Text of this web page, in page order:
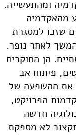
ומהתעשייה.
מהאקדמיה
שזכו למסגרת
זכו להמשך לאחר נופר.
נופר הסתיים. הן החוקרים
פיתוח אב
את ההשפעה של
הפרויקט,
חדשה
לא מספקת